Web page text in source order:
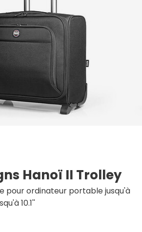
Hanoï II Trolley
pour ordinateur portable jusqu'à
10.1''